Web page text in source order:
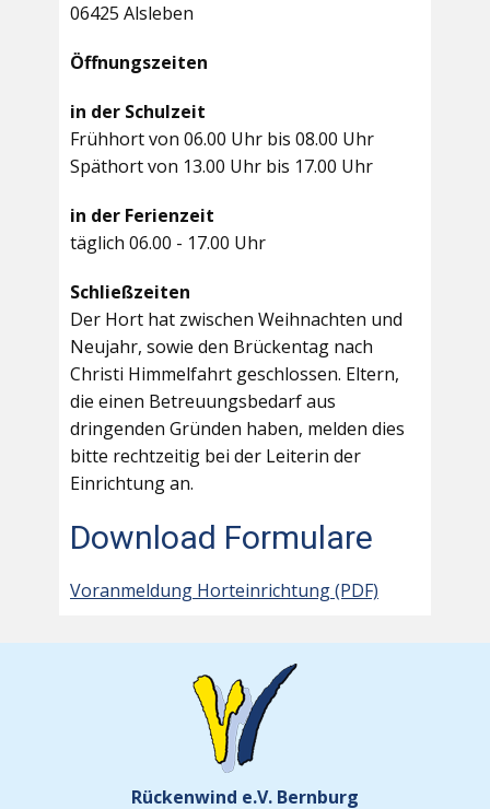
06425 Alsleben
Öffnungszeiten
in der Schulzeit
Frühhort von 06.00 Uhr bis 08.00 Uhr
Späthort von 13.00 Uhr bis 17.00 Uhr
in der Ferienzeit
täglich 06.00 - 17.00 Uhr
Schließzeiten
Der Hort hat zwischen Weihnachten und
Neujahr, sowie den Brückentag nach
Christi Himmelfahrt geschlossen. Eltern,
die einen Betreuungsbedarf aus
dringenden Gründen haben, melden dies
bitte rechtzeitig bei der Leiterin der
Einrichtung an.
Download Formulare
Voranmeldung Horteinrichtung (PDF)
Rückenwind e.V. Bernburg